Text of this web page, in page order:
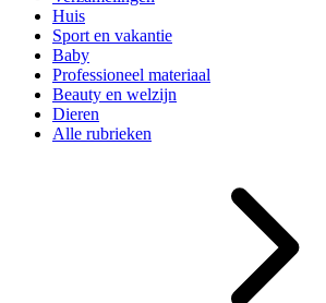
Huis
Sport en vakantie
Baby
Professioneel materiaal
Beauty en welzijn
Dieren
Alle rubrieken